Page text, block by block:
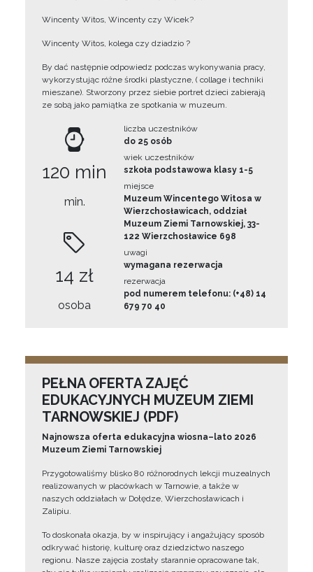
Wincenty Witos, Wincenty czy Wicek?
Wincenty Witos, kolega czy dziadzio ?
By dać następnie odpowiedz podczas wykonywania pracy,
wykorzystując różne środki plastyczne, ( collage i techniki
mieszane). Stworzony przez siebie portret dzieci zabierają
ze sobą jako pamiątka ze spotkania w muzeum.
120 min
min.
14 zł
osoba
liczba uczestników
do 25 osób
wiek uczestników
szkoła podstawowa klasy 1-5
miejsce
Muzeum Wincentego Witosa w
Wierzchosławicach, oddział
Muzeum Ziemi Tarnowskiej, 33-
122 Wierzchosławice 698
uwagi
wymagana rezerwacja
rezerwacja
pod numerem telefonu: (+48) 14
679 70 40
PEŁNA OFERTA ZAJĘĆ
EDUKACYJNYCH MUZEUM ZIEMI
TARNOWSKIEJ (PDF)
Najnowsza oferta edukacyjna wiosna–lato 2026
Muzeum Ziemi Tarnowskiej
Przygotowaliśmy blisko 80 różnorodnych lekcji muzealnych
realizowanych w placówkach w Tarnowie, a także w
naszych oddziałach w Dołędze, Wierzchosławicach i
Zalipiu.
To doskonała okazja, by w inspirujący i angażujący sposób
odkrywać historię, kulturę oraz dziedzictwo naszego
regionu. Nasze zajęcia zostały starannie opracowane tak,